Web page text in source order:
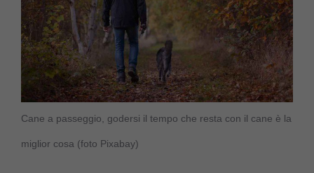
Cane a passeggio, godersi il tempo che resta con il cane è la
miglior cosa (foto Pixabay)